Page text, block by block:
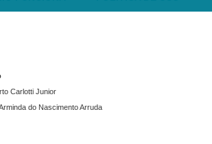
Carlotti Junior
do Nascimento Arruda